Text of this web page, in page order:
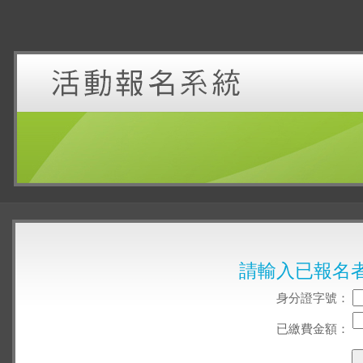
請輸入已報名
身分證字號：
已繳費金額：